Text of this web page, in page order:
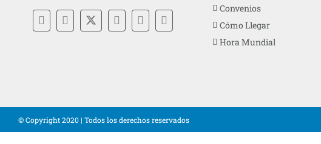
Convenios
Cómo Llegar
Hora Mundial
© Copyright 2020 | Todos los derechos reservados